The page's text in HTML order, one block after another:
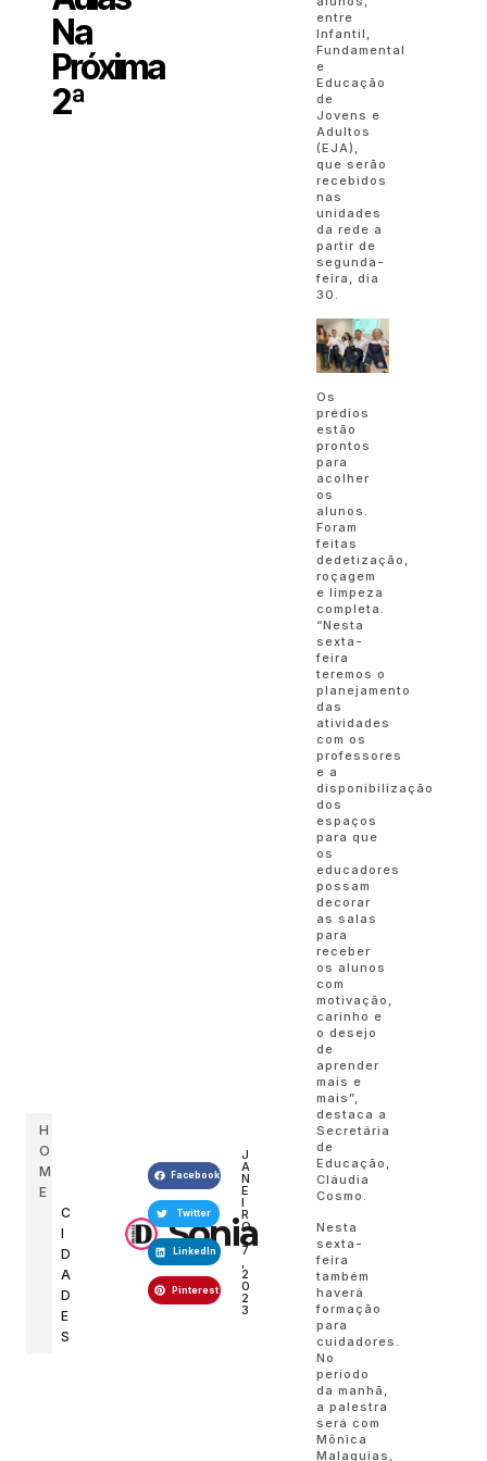
H
O
M
E
C
I
D
A
D
E
S
Na
Próxima
2ª
Sonia
Facebook
Twitter
LinkedIn
Pinterest
J
A
N
E
I
R
O
2
7
,
2
0
2
3
entre
Infantil,
Fundamental
e
Educação
de
Jovens e
Adultos
(EJA),
que serão
recebidos
nas
unidades
da rede a
partir de
segunda-
feira, dia
30.
Os
prédios
estão
prontos
para
acolher
os
alunos.
Foram
feitas
dedetização,
roçagem
e limpeza
completa.
“Nesta
sexta-
feira
teremos o
planejamento
das
atividades
com os
professores
e a
disponibilização
dos
espaços
para que
os
educadores
possam
decorar
as salas
para
receber
os alunos
com
motivação,
carinho e
o desejo
de
aprender
mais e
mais”,
destaca a
Secretária
de
Educação,
Cláudia
Cosmo.
Nesta
sexta-
feira
também
haverá
formação
para
cuidadores.
No
período
da manhã,
a palestra
será com
Mônica
Malaquias,